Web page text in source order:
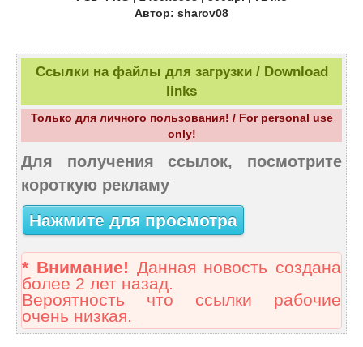
Автор: sharov08
Ссылки на файлы для загрузки / Download
links
Только для личного пользования! / For personal use
only!
Для получения ссылок, посмотрите
короткую рекламу
Нажмите для просмотра
* Внимание! Данная новость создана
более 2 лет назад.
Вероятность что ссылки рабочие
очень низкая.